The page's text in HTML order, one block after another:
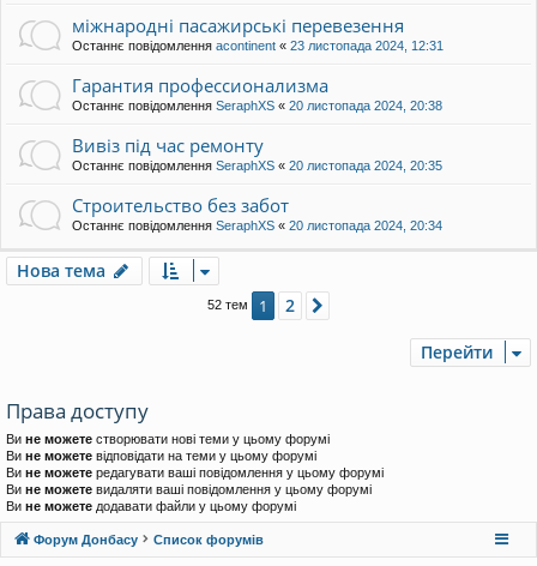
міжнародні пасажирські перевезення
Останнє повідомлення acontinent « 23 листопада 2024, 12:31
Гарантия профессионализма
Останнє повідомлення SeraphXS « 20 листопада 2024, 20:38
Вивіз під час ремонту
Останнє повідомлення SeraphXS « 20 листопада 2024, 20:35
Строительство без забот
Останнє повідомлення SeraphXS « 20 листопада 2024, 20:34
Нова тема
52 тем 1 2
Перейти
Права доступу
Ви не можете створювати нові теми у цьому форумі
Ви не можете відповідати на теми у цьому форумі
Ви не можете редагувати ваші повідомлення у цьому форумі
Ви не можете видаляти ваші повідомлення у цьому форумі
Ви не можете додавати файли у цьому форумі
Форум Донбасу Список форумів